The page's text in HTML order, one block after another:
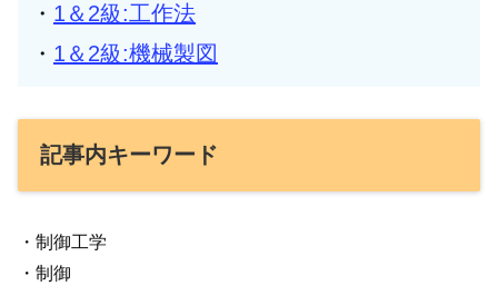
・ 1＆2級:工作法
・ 1＆2級:機械製図
記事内キーワード
・制御工学
・制御